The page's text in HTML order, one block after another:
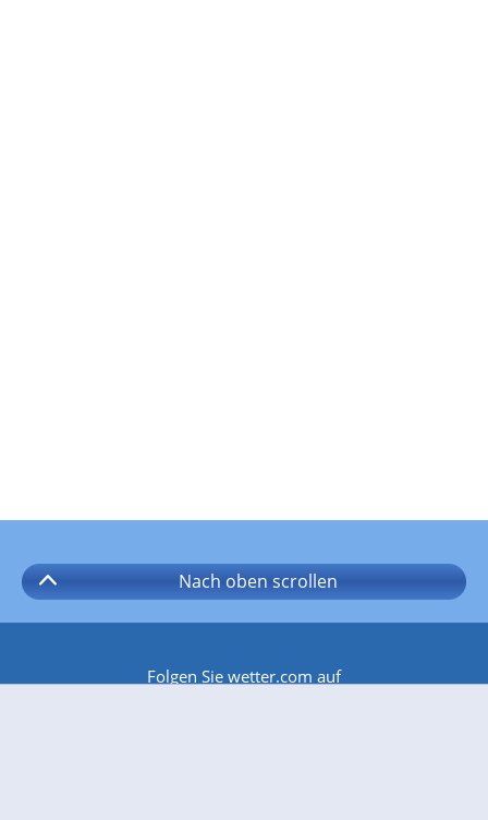
Nach oben scrollen
Folgen Sie wetter.com auf